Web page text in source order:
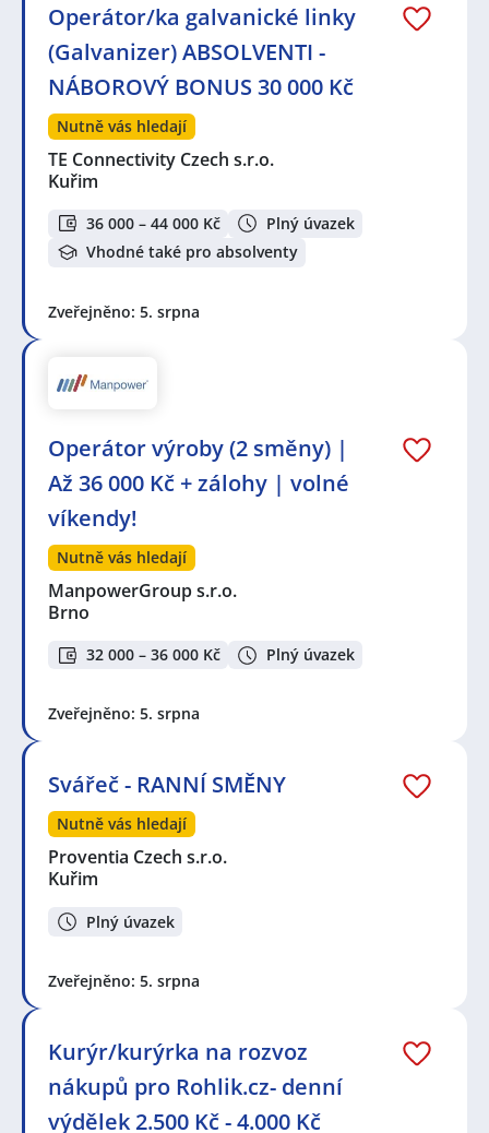
Operátor/ka galvanické linky
(Galvanizer) ABSOLVENTI -
NÁBOROVÝ BONUS 30 000 Kč
Nutně vás hledají
TE Connectivity Czech s.r.o.
Kuřim
36 000 – 44 000 Kč
Plný úvazek
Vhodné také pro absolventy
Zveřejněno: 5. srpna
Operátor výroby (2 směny) |
Až 36 000 Kč + zálohy | volné
víkendy!
Nutně vás hledají
ManpowerGroup s.r.o.
Brno
32 000 – 36 000 Kč Plný úvazek
Zveřejněno: 5. srpna
Svářeč - RANNÍ SMĚNY
Nutně vás hledají
Proventia Czech s.r.o.
Kuřim
Plný úvazek
Zveřejněno: 5. srpna
Kurýr/kurýrka na rozvoz
nákupů pro Rohlik.cz- denní
výdělek 2.500 Kč - 4.000 Kč